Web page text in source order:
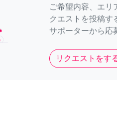
ご希望内容、エリ
クエストを投稿す
サポーターから応
リクエストをす